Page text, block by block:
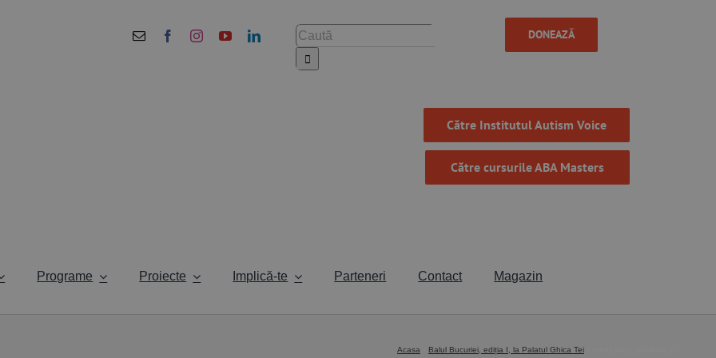
Cautare... DONEAZĂ
Către Institutul Autism Voice
Către cursurile ABA Masters
Programe Proiecte Implică-te Parteneri Contact Magazin
Acasa Balul Bucuriei, ediția I, la Palatul Ghica Tei